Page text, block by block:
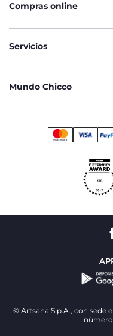
Compras online
Servicios
Mundo Chicco
© Artsana S.p.A., con sede
número